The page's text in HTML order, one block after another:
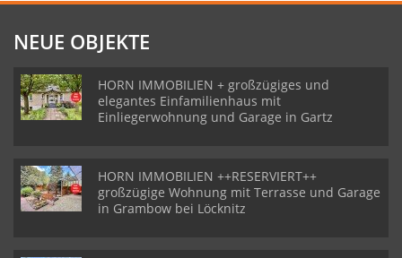
NEUE OBJEKTE
HORN IMMOBILIEN + großzügiges und
elegantes Einfamilienhaus mit
Einliegerwohnung und Garage in Gartz
HORN IMMOBILIEN ++RESERVIERT++
großzügige Wohnung mit Terrasse und Garage
in Grambow bei Löcknitz